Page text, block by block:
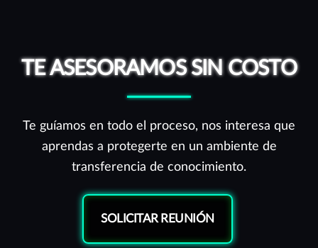
TE ASESORAMOS SIN COSTO
Te guíamos en todo el proceso, nos interesa que
aprendas a protegerte en un ambiente de
transferencia de conocimiento.
SOLICITAR REUNIÓN